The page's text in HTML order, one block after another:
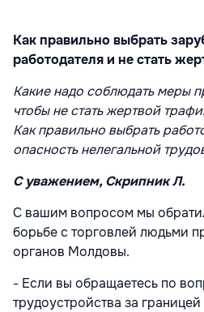
Как правильно выбрать
работодателя и не стать
Какие надо соблюдать меры
чтобы не стать жертвой
Как правильно выбрать
опасность нелегальной
С уважением, Скрипник Л.
С вашим вопросом мы
борьбе с торговлей людьми
органов Молдовы.
- Если вы обращаетесь по
трудоустройства за